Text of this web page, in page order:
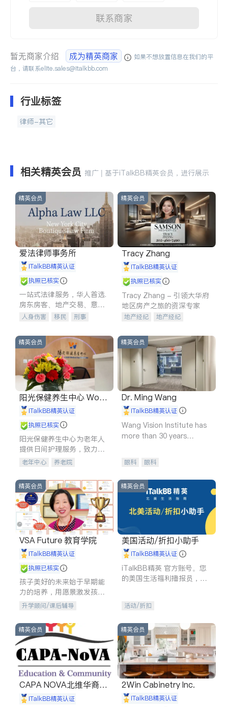
联系商家
暂无商家介绍 成为精英商家
如果不想放置信息在我们的平
台，请联系elite.sales@italkbb.com
行业标签
律师-其它
相关精英会员 推广 | 基于iTalkBB精英会员，进行展示
精英会员
爱法律师事务所
iTalkBB精英认证
执照已核实
一站式法律服务，华人首选.
房东房客、地产交易、意外
伤害、车祸重伤、商业诉
建筑合同、刑事案件全包办
人身伤害 移民
刑事
信托/遗嘱
商业
商标注册
律师-其它 保释
精英会员
Tracy Zhang
iTalkBB精英认证
执照已核实
Tracy Zhang - 引领大华府
地区房产之旅的资深专家
地产经纪
地产经纪
商铺租售
开发商建商
精英会员
阳光保健养生中心 World
shine
iTalkBB精英认证
执照已核实
阳光保健养生中心为老年人
提供日间护理服务，致力于
通过持续的护理创新来有效
老年中心 养老院
精英会员
Dr. Ming Wang
iTalkBB精英认证
Wang Vision Institute has
more than 30 years
眼科 眼科
精英会员
VSA Future 教育学院
iTalkBB精英认证
执照已核实
孩子美好的未来始于早期能
力的培养，用愿景激发孩子
的学习潜力和动力。理念：
石。
升学顾问/课后辅导
精英会员
美国活动/折扣小助手
iTalkBB精英认证
iTalkBB精英 官方账号。您
的美国生活福利播报员，精
专属福利。
活动/折扣
精英会员
CAPA NOVA北维华裔家
长会iTalkBB精英认证
精英会员
2Win Cabinetry Inc.
iTalkBB精英认证